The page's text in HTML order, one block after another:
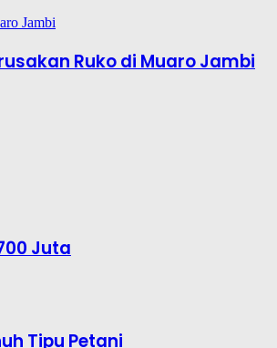
Ruko di Muaro Jambi
Juta
Tipu Petani